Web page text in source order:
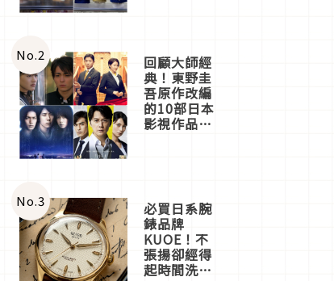
店3分即達
No.2 回顧大師經
典！東野圭
吾原作改編
的10部日本
影視作品推
No.3 必買日系腕
錶品牌
KUOE！不
張揚卻經得
起時間洗鍊